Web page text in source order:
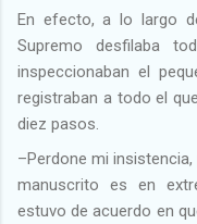
En efecto, a lo largo
Supremo desfilaba
inspeccionaban el
registraban a todo el
diez pasos.
–Perdone mi
manuscrito es en
estuvo de acuerdo en